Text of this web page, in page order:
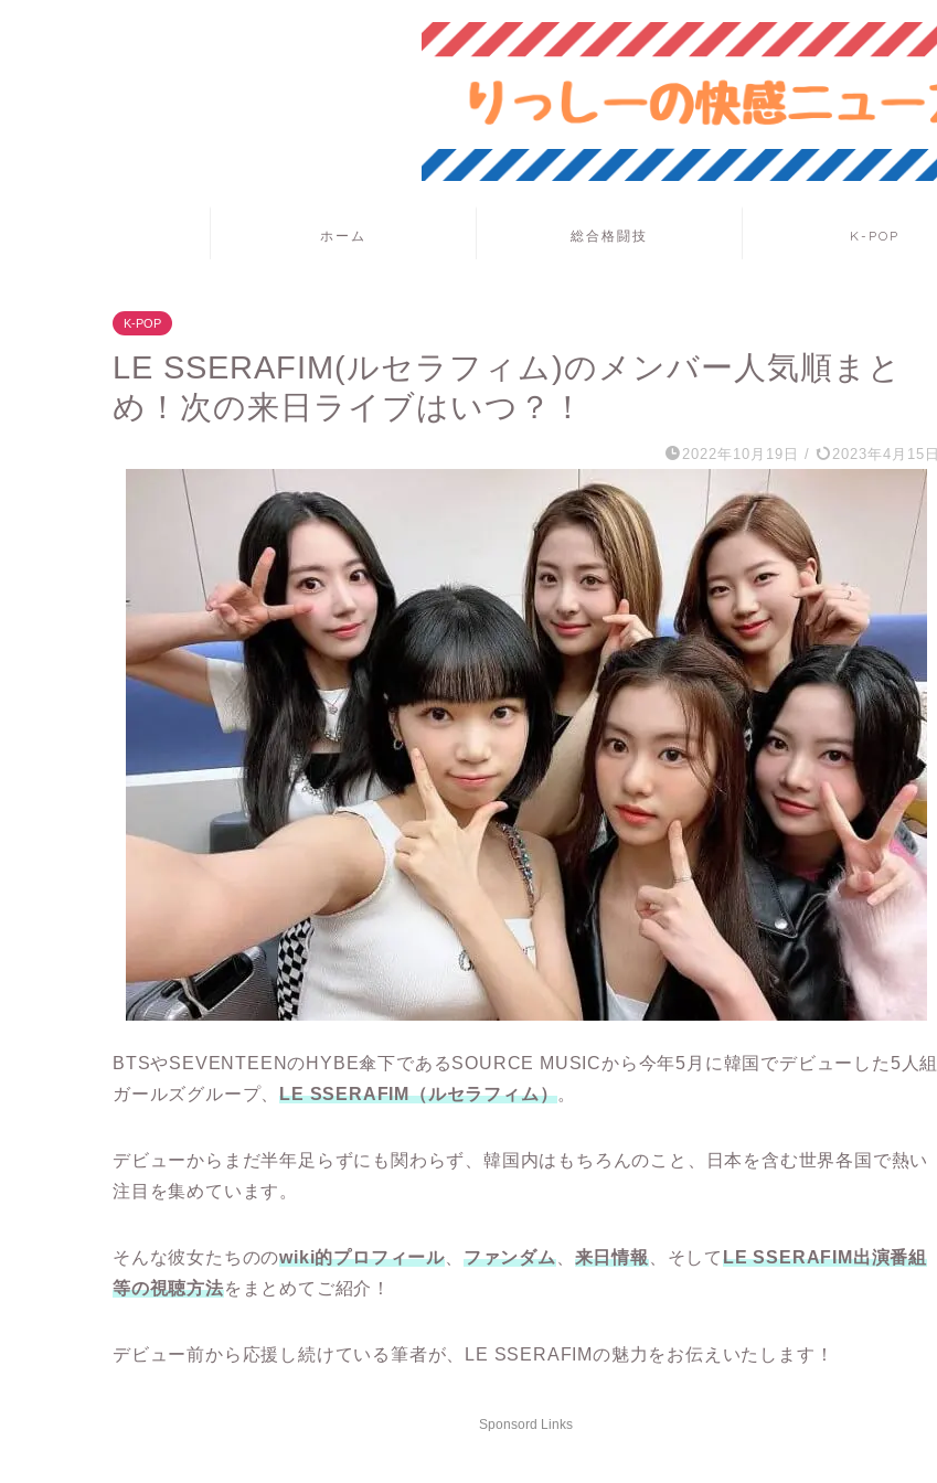
ホーム 総合格闘技 K-POP
K-POP
LE SSERAFIM(ルセラフィム)のメンバー人気順まと
め！次の来日ライブはいつ？！
2022年10月19日 / 2023年4月15日
BTSやSEVENTEENのHYBE傘下であるSOURCE MUSICから今年5月に韓国でデビューした5人組
ガールズグループ、LE SSERAFIM（ルセラフィム）。
デビューからまだ半年足らずにも関わらず、韓国内はもちろんのこと、日本を含む世界各国で熱い
注目を集めています。
そんな彼女たちののwiki的プロフィール ファンダム、 来日情報、そしてLE SSERAFIM出演番組
等の視聴方法をまとめてご紹介！
デビュー前から応援し続けている筆者が、LE SSERAFIMの魅力をお伝えいたします！
Sponsord Links